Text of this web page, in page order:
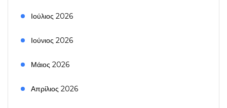
Ιούλιος 2026
Ιούνιος 2026
Μάιος 2026
Απρίλιος 2026